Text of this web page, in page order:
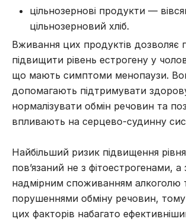
цільнозернові продукти —
цільнозерновий хліб.
Вживання цих продуктів дозволяє
підвищити рівень естрогену у
що мають симптоми менопаузи.
допомагають підтримувати
нормалізувати обмін речовин та
впливають на серцево-судинну
Найбільший ризик підвищення
пов’язаний не з фітоестрогенами,
надмірним споживанням алкоголю
порушеннями обміну речовин,
цих факторів набагато